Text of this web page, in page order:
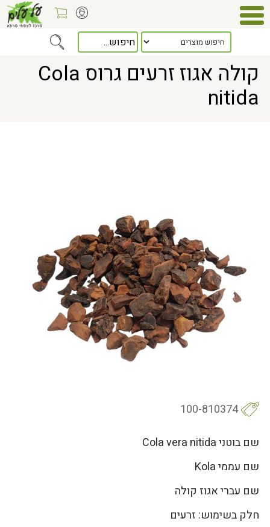
> קולה אגוז זרעים גרוס Cola nitida
קולה אגוז זרעים גרוס Cola
nitida
100-810374
שם בוטני Cola vera nitida
שם עממי Kola
שם עברי אגוז קולה
חלק בשימוש: זרעים